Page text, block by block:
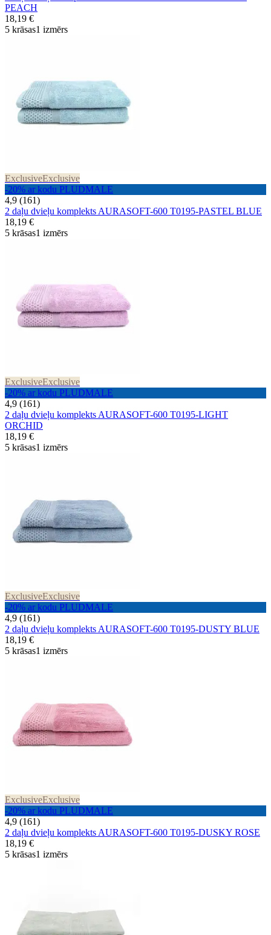
PEACH
18,19 €
5 krāsas1 izmērs
ExclusiveExclusive
-20% ar kodu PLUDMALE
4,9 (161)
2 daļu dvieļu komplekts AURASOFT-600 T0195-PASTEL BLUE
18,19 €
5 krāsas1 izmērs
ExclusiveExclusive
-20% ar kodu PLUDMALE
4,9 (161)
2 daļu dvieļu komplekts AURASOFT-600 T0195-LIGHT
ORCHID
18,19 €
5 krāsas1 izmērs
ExclusiveExclusive
-20% ar kodu PLUDMALE
4,9 (161)
2 daļu dvieļu komplekts AURASOFT-600 T0195-DUSTY BLUE
18,19 €
5 krāsas1 izmērs
ExclusiveExclusive
-20% ar kodu PLUDMALE
4,9 (161)
2 daļu dvieļu komplekts AURASOFT-600 T0195-DUSKY ROSE
18,19 €
5 krāsas1 izmērs